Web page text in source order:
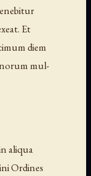
Et
diem
mul-
aliqua
Ordines